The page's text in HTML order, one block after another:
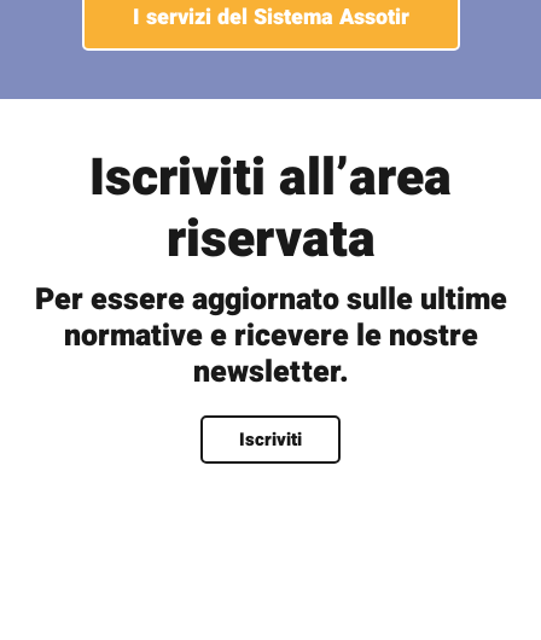
I servizi del Sistema Assotir
Iscriviti all’area
riservata
Per essere aggiornato sulle ultime
normative e ricevere le nostre
newsletter.
Iscriviti
Nome*